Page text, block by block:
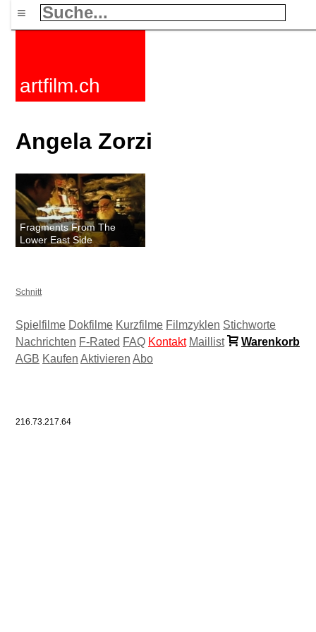
≡
artfilm.ch
Angela Zorzi
Fragments From The
Lower East Side
Schnitt
Spielfilme Dokfilme Kurzfilme Filmzyklen Stichworte
Nachrichten F-Rated FAQ Kontakt Maillist
Warenkorb
AGB Kaufen Aktivieren Abo
216.73.217.64